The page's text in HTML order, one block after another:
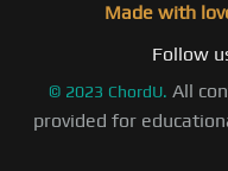
Made with
Follow
© 2023 ChordU. All
provided for